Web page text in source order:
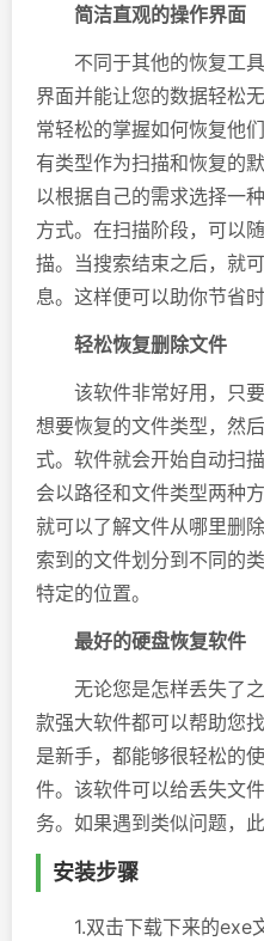
简洁直观的操作界面
不同于其他的恢复工具
界面并能让您的数据轻松
常轻松的掌握如何恢复他
有类型作为扫描和恢复的
以根据自己的需求选择一
方式。在扫描阶段，可以
描。当搜索结束之后，就
息。这样便可以助你节省
轻松恢复删除文件
该软件非常好用，只要
想要恢复的文件类型，然
式。软件就会开始自动扫
会以路径和文件类型两种
就可以了解文件从哪里删
索到的文件划分到不同的
特定的位置。
最好的硬盘恢复软件
无论您是怎样丢失了之
款强大软件都可以帮助您
是新手，都能够很轻松的
件。该软件可以给丢失文
务。如果遇到类似问题，
安装步骤
1.双击下载下来的exe